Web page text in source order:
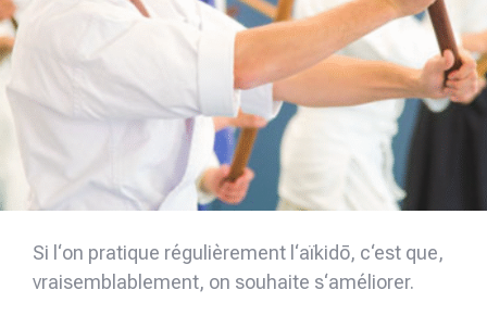
Si l‘on pratique régulièrement l‘aïkidō, c‘est que,
vraisemblablement, on souhaite s‘améliorer.